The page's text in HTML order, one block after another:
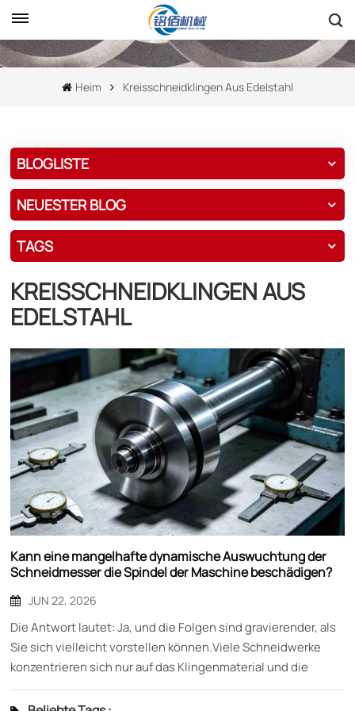
Heim Kreisschneidklingen Aus Edelstahl
BLOGLISTE
NEUESTER BLOG
TAGS
KREISSCHNEIDKLINGEN AUS
EDELSTAHL
Kann eine mangelhafte dynamische Auswuchtung der
Schneidmesser die Spindel der Maschine beschädigen?
JUN 22, 2026
Die Antwort lautet: Ja, und die Folgen sind gravierender, als
Sie sich vielleicht vorstellen können.Viele Schneidwerke
konzentrieren sich nur auf das Klingenmaterial und die
Schneidschärfe, übersehen aber den entscheidenden
Indikator der dynamischen Balance. Schneidmesser mit